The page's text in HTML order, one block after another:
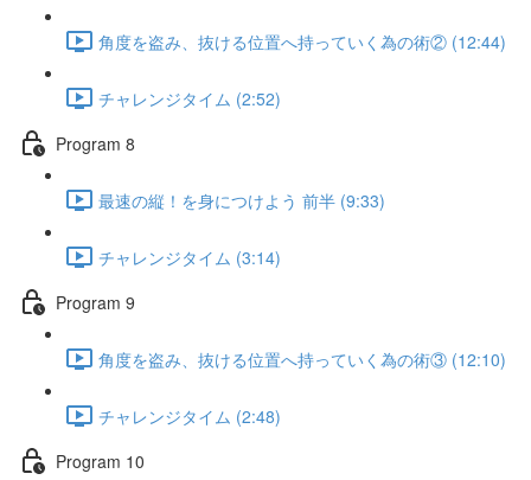
角度を盗み、抜ける位置へ持っていく為の術② (12:44)
チャレンジタイム (2:52)
Program 8
最速の縦！を身につけよう 前半 (9:33)
チャレンジタイム (3:14)
Program 9
角度を盗み、抜ける位置へ持っていく為の術③ (12:10)
チャレンジタイム (2:48)
Program 10